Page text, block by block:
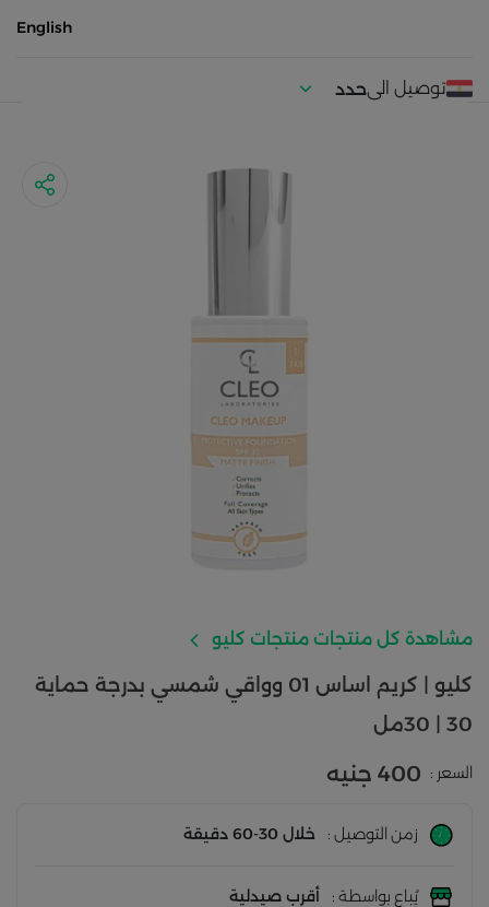
English
توصيل الىحدد
مشاهدة كل منتجات منتجات كليو
كليو | كريم اساس 01 وواقي شمسي بدرجة حماية
30 | 30مل
السعر : 400 جنيه
زمن التوصيل : خلال 30-60 دقيقة
يُباع بواسطة : أقرب صيدلية